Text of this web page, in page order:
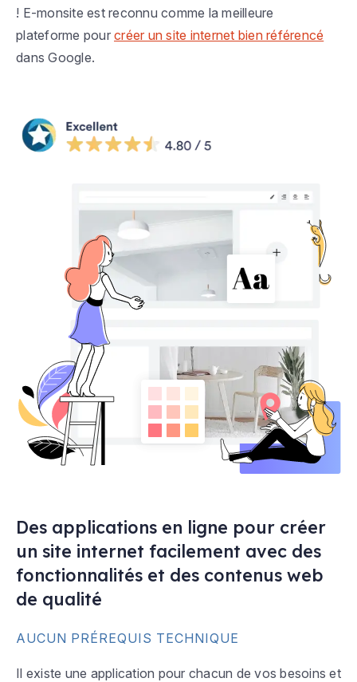
! E-monsite est reconnu comme la meilleure
plateforme pour créer un site internet bien référencé
dans Google.
Des applications en ligne pour créer
un site internet facilement avec des
fonctionnalités et des contenus web
de qualité
AUCUN PRÉREQUIS TECHNIQUE
Il existe une application pour chacun de vos besoins et